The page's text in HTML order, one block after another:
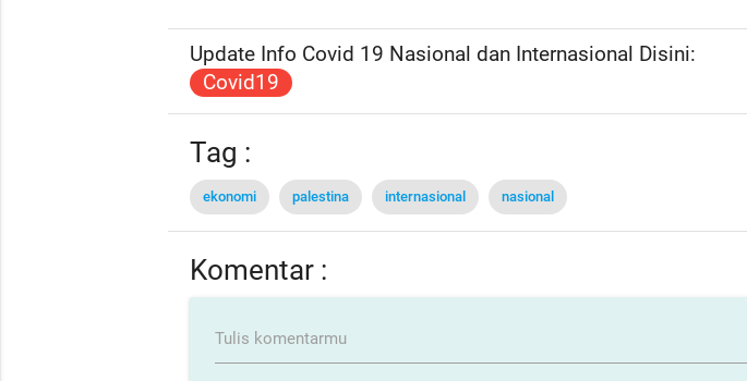
Update Info Covid 19 Nasional dan Internasional Disini:
Covid19
Tag :
ekonomi palestina internasional nasional
Komentar :
Tulis komentarmu